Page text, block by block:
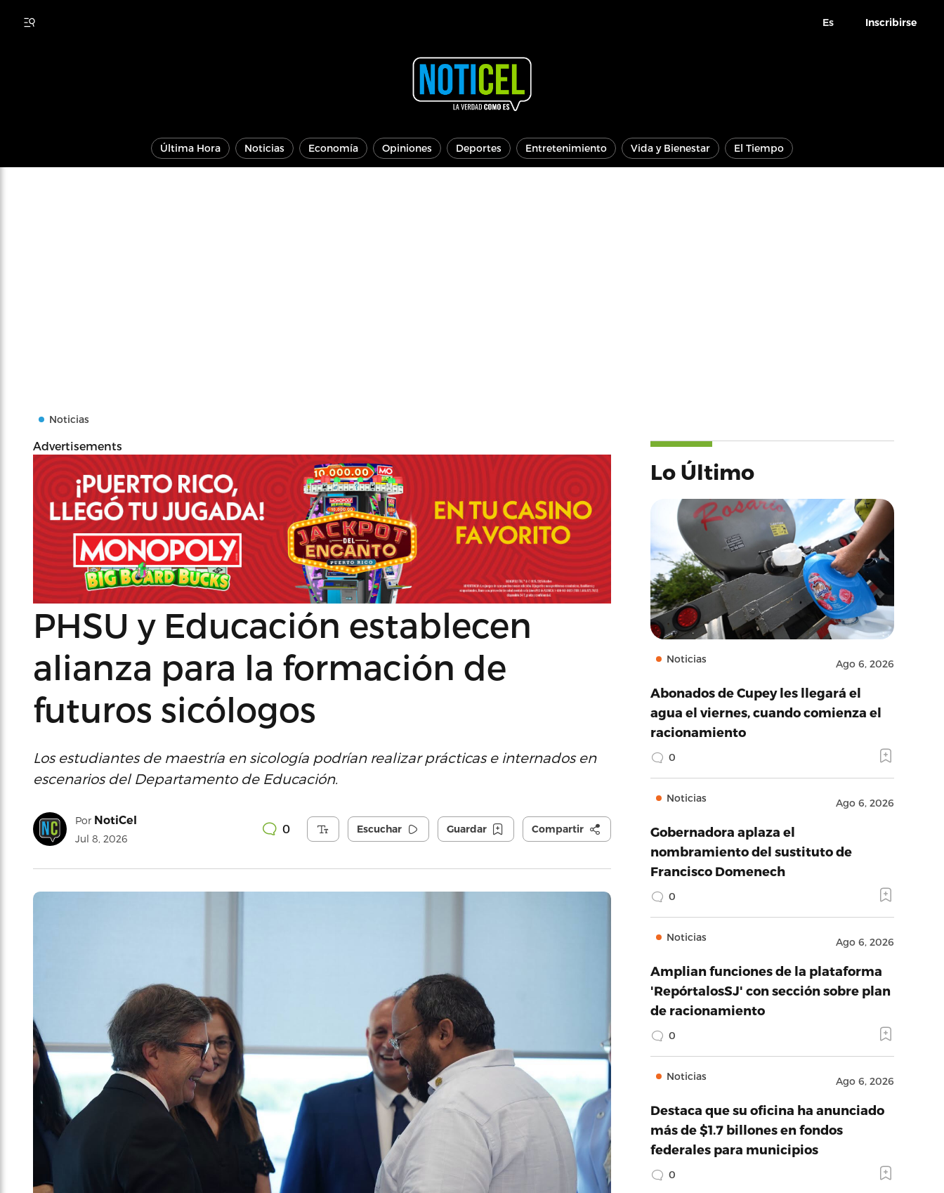
Es Inscribirse
Última Hora Noticias Economía Opiniones Deportes Entretenimiento Vida y Bienestar El Tiempo
Noticias
Advertisements
PHSU y Educación establecen
alianza para la formación de
futuros sicólogos
Los estudiantes de maestría en sicología podrían realizar prácticas e internados en
escenarios del Departamento de Educación.
Por NotiCel
Jul 8, 2026
0 Escuchar Guardar Compartir
Lo Último
Noticias Ago 6, 2026
Abonados de Cupey les llegará el
agua el viernes, cuando comienza el
racionamiento
0
Noticias Ago 6, 2026
Gobernadora aplaza el
nombramiento del sustituto de
Francisco Domenech
0
Noticias Ago 6, 2026
Amplian funciones de la plataforma
'RepórtalosSJ' con sección sobre plan
de racionamiento
0
Noticias Ago 6, 2026
Destaca que su oficina ha anunciado
más de $1.7 billones en fondos
federales para municipios
0